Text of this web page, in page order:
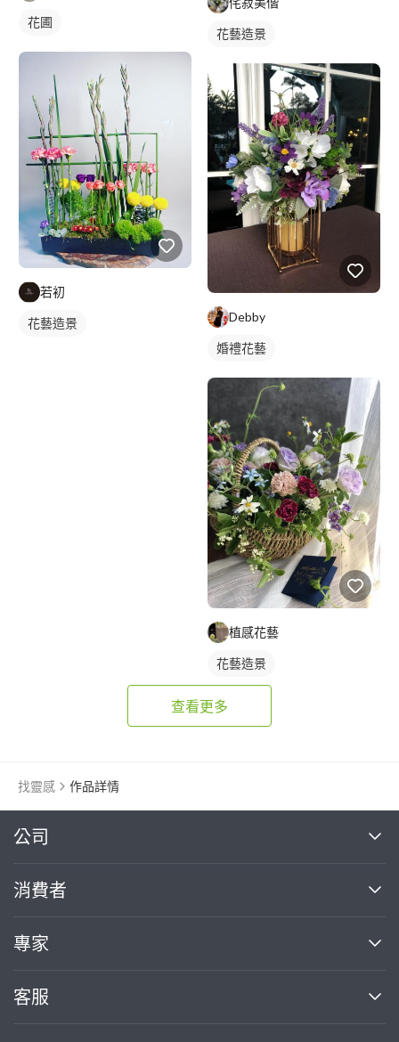
花圃
若初
花藝造景
花藝造景
Debby
婚禮花藝
植感花藝
花藝造景
查看更多
找靈感 作品詳情
公司
關於我們
部落格
加入我們
消費者
買服務
熱門服務
專家
案件中心
客服
繼續完成